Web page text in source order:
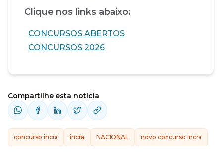
Clique nos links abaixo:
CONCURSOS ABERTOS
CONCURSOS 2026
Compartilhe esta notícia
concurso incra incra NACIONAL novo concurso incra